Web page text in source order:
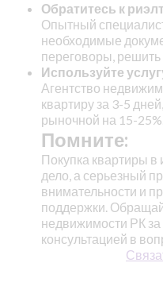
Обратитесь к
Опытный
необходимые
переговоры,
Используйте
Агентство
квартиру за 3-5
рыночной на 15-25%.
Помните:
Покупка квартиры в
дело, а серьезный
внимательности и
поддержки.
недвижимости РК за
консультацией в